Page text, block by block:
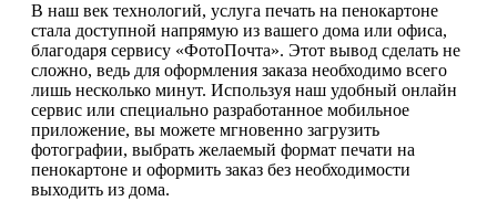
В наш век технологий, услуга печать на пенокартоне
стала доступной напрямую из вашего дома или офиса,
благодаря сервису «ФотоПочта». Этот вывод сделать не
сложно, ведь для оформления заказа необходимо всего
лишь несколько минут. Используя наш удобный онлайн
сервис или специально разработанное мобильное
приложение, вы можете мгновенно загрузить
фотографии, выбрать желаемый формат печати на
пенокартоне и оформить заказ без необходимости
выходить из дома.